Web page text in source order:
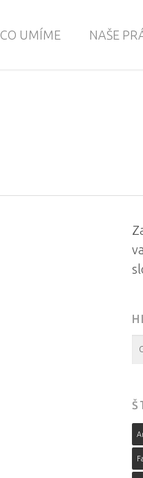
CO UMÍME NAŠE